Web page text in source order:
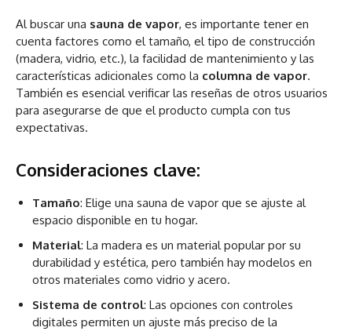
Al buscar una sauna de vapor, es importante tener en
cuenta factores como el tamaño, el tipo de construcción
(madera, vidrio, etc.), la facilidad de mantenimiento y las
características adicionales como la columna de vapor.
También es esencial verificar las reseñas de otros usuarios
para asegurarse de que el producto cumpla con tus
expectativas.
Consideraciones clave:
Tamaño: Elige una sauna de vapor que se ajuste al
espacio disponible en tu hogar.
Material: La madera es un material popular por su
durabilidad y estética, pero también hay modelos en
otros materiales como vidrio y acero.
Sistema de control: Las opciones con controles
digitales permiten un ajuste más preciso de la